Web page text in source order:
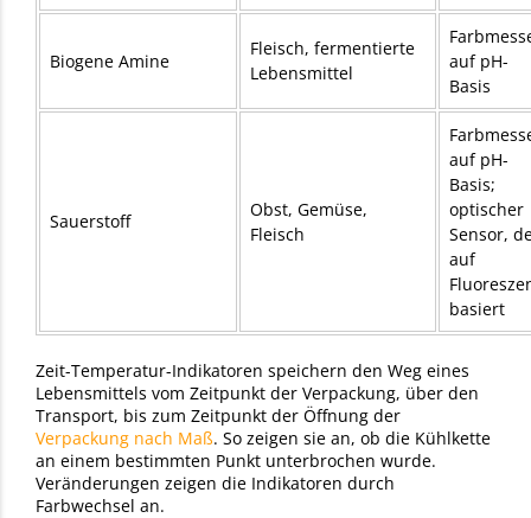
Biogene Amine
Fleisch, fermentierte
Lebensmittel
auf pH-
Basis
Sauerstoff
Obst, Gemüse,
Fleisch
auf pH-
Basis;
optischer
Sensor,
auf
Zeit-Temperatur-Indikatoren speichern den Weg eines
Lebensmittels vom Zeitpunkt der Verpackung, über den
Transport, bis zum Zeitpunkt der Öffnung der
Verpackung nach Maß. So zeigen sie an, ob die Kühlkette
an einem bestimmten Punkt unterbrochen wurde.
Veränderungen zeigen die Indikatoren durch
Farbwechsel an.